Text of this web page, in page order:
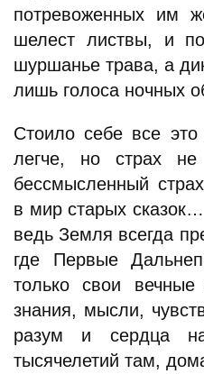
потревоженных им
шелест листвы, и
шуршанье трава, а
лишь голоса ночных
Стоило себе все это
легче, но страх
бессмысленный
в мир старых
ведь Земля всегда
где Первые
только свои
знания, мысли,
разум и сердца
тысячелетий там,